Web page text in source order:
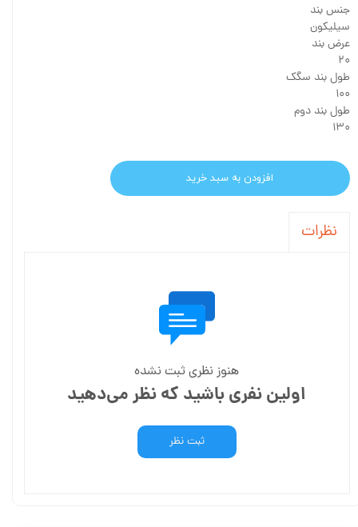
جنس بند
سیلیکون
عرض بند
۲۰
طول بند سگک
۱۰۰
طول بند دوم
۱۳۰
افزودن به سبد خرید
نظرات
هنوز نظری ثبت نشده
اولین نفری باشید که نظر می‌دهید
ثبت نظر